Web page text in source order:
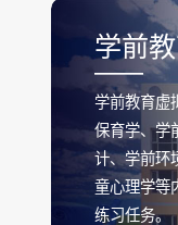
学前
——
学前教育虚
保育学、学
计、学前环
童心理学等
练习任务。